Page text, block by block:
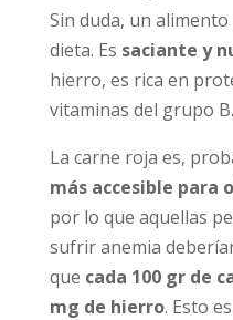
Sin duda, un
dieta. Es saciante y
hierro, es rica en
vitaminas del grupo B.
La carne roja es,
más accesible para
por lo que aquellas
sufrir anemia
que cada 100 gr de
mg de hierro. Esto